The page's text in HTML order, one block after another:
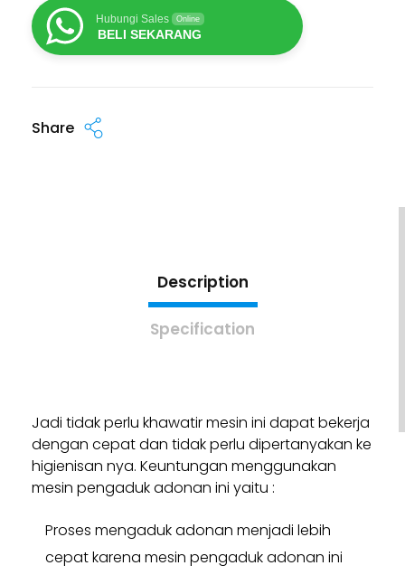
Hubungi Sales Online
BELI SEKARANG
Share
Description
Specification
Jadi tidak perlu khawatir mesin ini dapat bekerja
dengan cepat dan tidak perlu dipertanyakan ke
higienisan nya. Keuntungan menggunakan
mesin pengaduk adonan ini yaitu :
Proses mengaduk adonan menjadi lebih
cepat karena mesin pengaduk adonan ini